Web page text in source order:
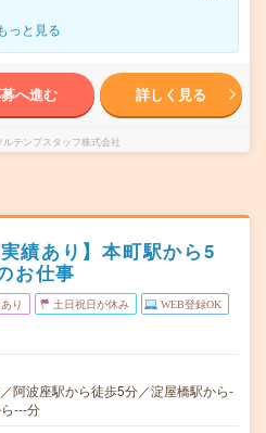
っと見る
へ進む 詳しく見る
ルテンプスタッフ株式会社
績あり】本町駅から5
お仕事
り 土日祝日が休み WEB登録OK
阿波座駅から徒歩5分／淀屋橋駅から-
---分